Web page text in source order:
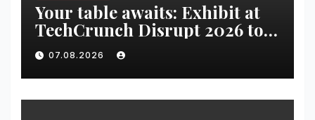
Your table awaits: Exhibit at
TechCrunch Disrupt 2026 to
be seen by thousands |
VseTime.ru
07.08.2026